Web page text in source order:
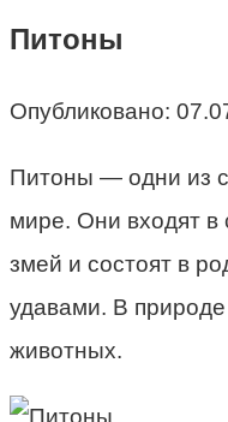
Питоны
Опубликовано:
Питоны — одни из
мире. Они входят в
змей и состоят в
удавами. В
животных.